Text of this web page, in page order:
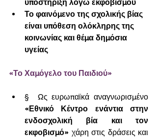
υποστήριξη λόγω εκφοβισμού
Το φαινόμενο της σχολικής βίας
είναι υπόθεση ολόκληρης της
κοινωνίας και θέμα δημόσια
υγείας
«Το Χαμόγελο του Παιδιού»
«Εθνικό Κέντρο ενάντια στην
ενδοσχολική βία και τον
εκφοβισμό» χάρη στις δράσεις και